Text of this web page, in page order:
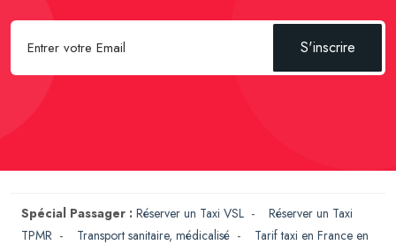
S'inscrire
Spécial Passager : Réserver un Taxi VSL - Réserver un Taxi
TPMR - Transport sanitaire, médicalisé - Tarif taxi en France en